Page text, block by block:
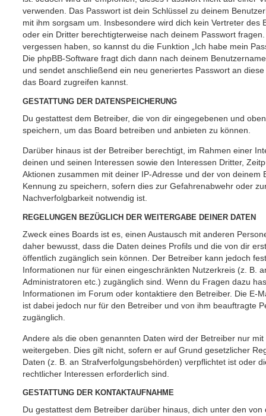
verwenden. Das Passwort ist dein Schlüssel zu deinem
mit ihm sorgsam um. Insbesondere wird dich kein Vertreter des
oder ein Dritter berechtigterweise nach deinem Passwort
vergessen haben, so kannst du die Funktion „Ich habe mein
Die phpBB-Software fragt dich dann nach deinem
und sendet anschließend ein neu generiertes Passwort an
das Board zugreifen kannst.
GESTATTUNG DER DATENSPEICHERUNG
Du gestattest dem Betreiber, die von dir eingegebenen und
speichern, um das Board betreiben und anbieten zu können.
Darüber hinaus ist der Betreiber berechtigt, im Rahmen einer
deinen und seinen Interessen sowie den Interessen Dritter,
Aktionen zusammen mit deiner IP-Adresse und der von deinem
Kennung zu speichern, sofern dies zur Gefahrenabwehr oder
Nachverfolgbarkeit notwendig ist.
REGELUNGEN BEZÜGLICH DER WEITERGABE DEINER DATEN
Zweck eines Boards ist es, einen Austausch mit anderen
daher bewusst, dass die Daten deines Profils und die von dir
öffentlich zugänglich sein können. Der Betreiber kann jedoch
Informationen nur für einen eingeschränkten Nutzerkreis (z. B.
Administratoren etc.) zugänglich sind. Wenn du Fragen dazu
Informationen im Forum oder kontaktiere den Betreiber. Die E-
ist dabei jedoch nur für den Betreiber und von ihm beauftragte
zugänglich.
Andere als die oben genannten Daten wird der Betreiber nur
weitergeben. Dies gilt nicht, sofern er auf Grund gesetzlicher
Daten (z. B. an Strafverfolgungsbehörden) verpflichtet ist oder
rechtlicher Interessen erforderlich sind.
GESTATTUNG DER KONTAKTAUFNAHME
Du gestattest dem Betreiber darüber hinaus, dich unter den